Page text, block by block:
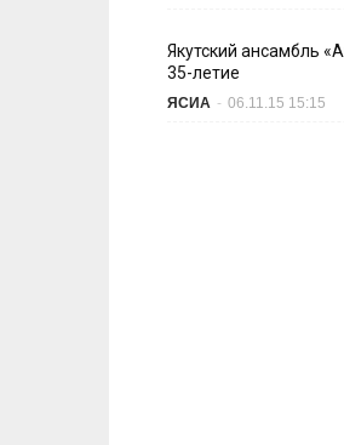
Якутский ансамбль
35-летие
ЯСИА - 06.11.15 15:15